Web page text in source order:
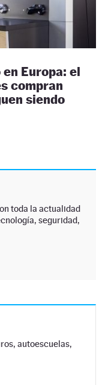
Europa: el
compran
siendo
toda la actualidad
seguridad,
autoescuelas,